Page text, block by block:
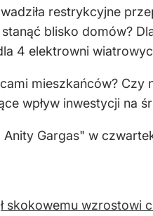
restrykcyjne
blisko domów?
4 elektrowni
mieszkańców? Czy
wpływ inwestycji na
Gargas" w
skokowemu wzrostowi